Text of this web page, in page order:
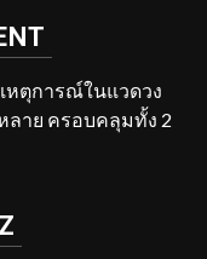
หตุการณ์ในแวดวง
ลาย ครอบคลุมทั้ง 2